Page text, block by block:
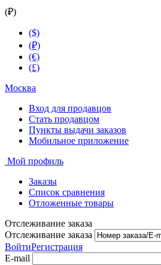
(₽)
($)
(₽)
(€)
(£)
Москва
Вход для продавцов
Стать продавцом
Пункты выдачи заказов
Мобильное приложение
Мой профиль
Заказы
Список сравнения
Отложенные товары
Отслеживание заказа
Отслеживание заказа
ВойтиРегистрация
E-mail